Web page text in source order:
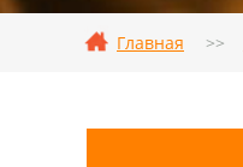
Главная